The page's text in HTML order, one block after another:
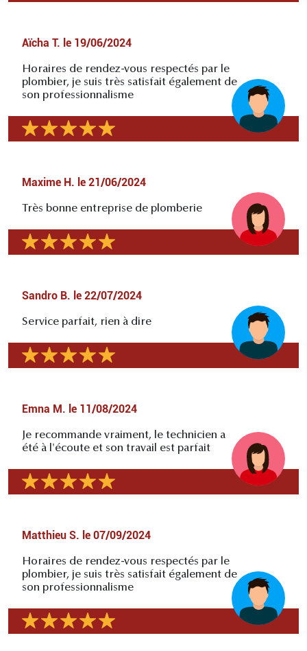
Aïcha T. le 19/06/2024
Horaires de rendez-vous respectés par le
plombier, je suis très satisfait également de
son professionnalisme
Maxime H. le 21/06/2024
Très bonne entreprise de plomberie
Sandro B. le 22/07/2024
Service parfait, rien à dire
Emna M. le 11/08/2024
Je recommande vraiment, le technicien a
été à l'écoute et son travail est parfait
Matthieu S. le 07/09/2024
Horaires de rendez-vous respectés par le
plombier, je suis très satisfait également de
son professionnalisme